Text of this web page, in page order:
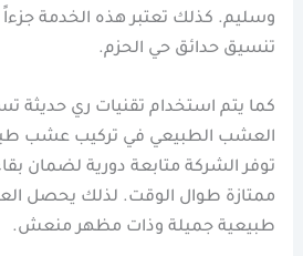
وسليم. كذلك تعتبر هذه الخدمة
تنسيق حدائق حي الحزم.
كما يتم استخدام تقنيات ري حديثة
العشب الطبيعي في تركيب عشب
توفر الشركة متابعة دورية لضمان
ممتازة طوال الوقت. لذلك يحصل
طبيعية جميلة وذات مظهر منعش.